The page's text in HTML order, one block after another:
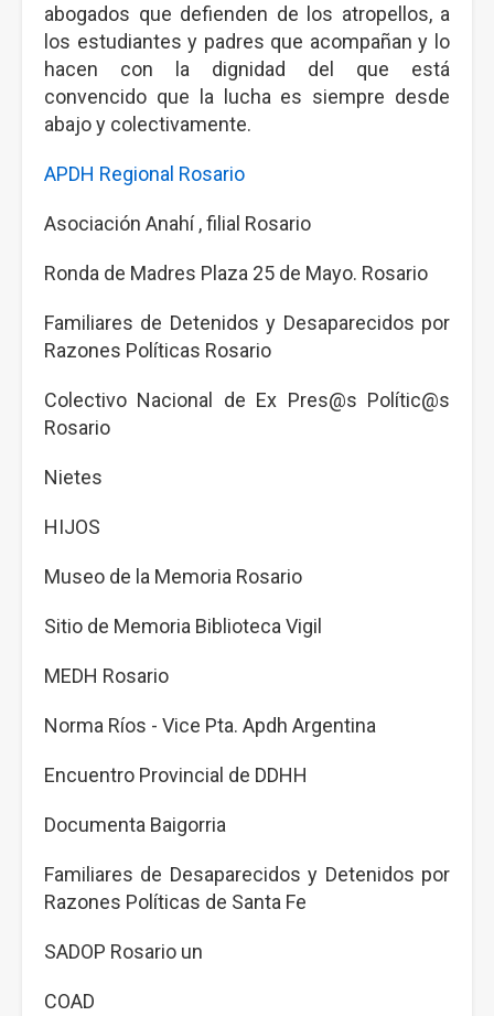
abogados que defienden de los atropellos, a
los estudiantes y padres que acompañan y lo
hacen con la dignidad del que está
convencido que la lucha es siempre desde
abajo y colectivamente.
APDH Regional Rosario
Asociación Anahí , filial Rosario
Ronda de Madres Plaza 25 de Mayo. Rosario
Familiares de Detenidos y Desaparecidos por
Razones Políticas Rosario
Colectivo Nacional de Ex Pres@s Polític@s
Rosario
Nietes
HIJOS
Museo de la Memoria Rosario
Sitio de Memoria Biblioteca Vigil
MEDH Rosario
Norma Ríos - Vice Pta. Apdh Argentina
Encuentro Provincial de DDHH
Documenta Baigorria
Familiares de Desaparecidos y Detenidos por
Razones Políticas de Santa Fe
SADOP Rosario un
COAD